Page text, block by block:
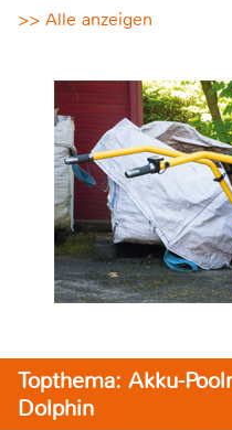
>> Alle anzeigen
Topthema: Akku-
Dolphin